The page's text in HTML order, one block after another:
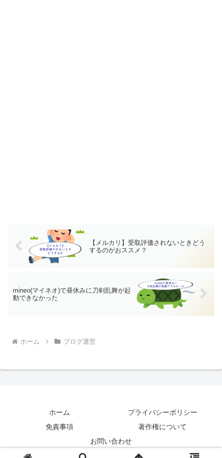
【メルカリ】受取評価されないときどう
するのがおススメ？
mineo(マイネオ)で昼休みに刀剣乱舞が起
動できなかった
ホーム ブログ運営
ホーム
プライバシーポリシー
免責事項
著作権について
お問い合わせ